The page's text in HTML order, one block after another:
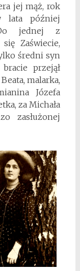
jej mąż, rok
lata później
jednej z
Zaświecie,
średni syn
przejął
malarka,
Józefa
za Michała
zasłużonej